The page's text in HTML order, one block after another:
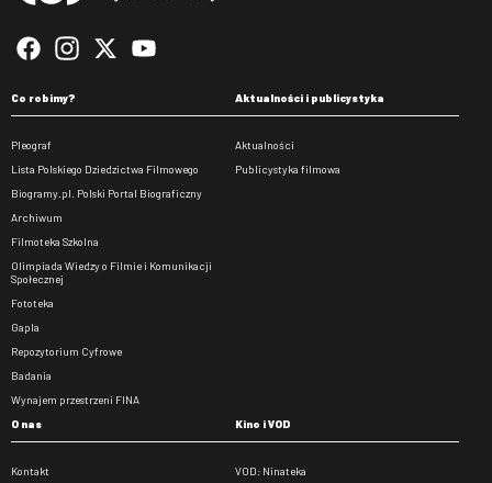
Co robimy?
Pleograf
Lista Polskiego Dziedzictwa Filmowego
Biogramy.pl. Polski Portal Biograficzny
Archiwum
Filmoteka Szkolna
Olimpiada Wiedzy o Filmie i Komunikacji
Społecznej
Fototeka
Gapla
Repozytorium Cyfrowe
Badania
Wynajem przestrzeni FINA
Aktualności i publicystyka
Aktualności
Publicystyka filmowa
O nas
Kontakt
Kino i VOD
VOD: Ninateka